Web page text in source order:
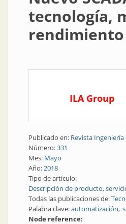
tecnología,
rendimiento
ILA Group
Publicado en: Revista Ingeniería
Número:331
Mes: Mayo
Año:2018
Tipo de artículo:
Descripción de producto,
Todas las publicaciones de:
Palabra clave:automatización
Node reference: